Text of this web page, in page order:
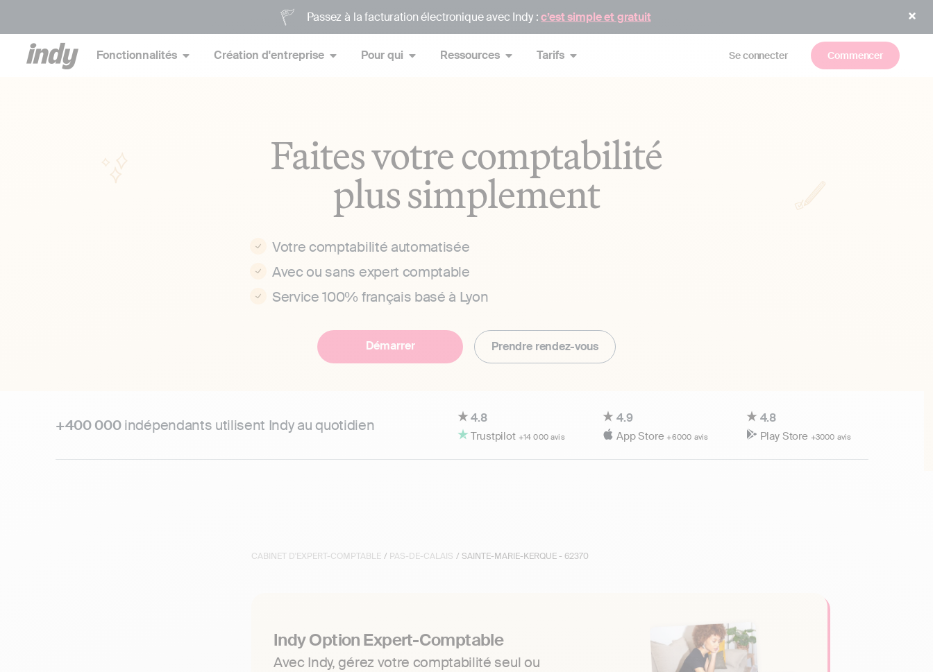
Passez à la facturation électronique avec Indy :c’est simple et gratuit
Fonctionnalités Création d'entreprise Pour qui Ressources Tarifs Se connecter Commencer
Faites votre comptabilité
plus simplement
Votre comptabilité automatisée
Avec ou sans expert comptable
Service 100% français basé à Lyon
Démarrer Prendre rendez-vous
+400 000indépendants utilisent Indy au quotidien 4.8
Trustpilot +14 000 avis
4.9
App Store+6000 avis
4.8
Play Store +3000 avis
CABINET D'EXPERT-COMPTABLE / PAS-DE-CALAIS / SAINTE-MARIE-KERQUE - 62370
Indy Option Expert-Comptable
Avec Indy, gérez votre comptabilité seul ou